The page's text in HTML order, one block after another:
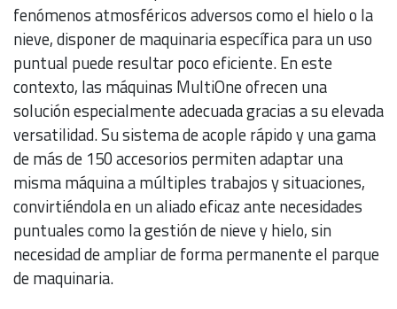
fenómenos atmosféricos adversos como el hielo o la
nieve, disponer de maquinaria específica para un uso
puntual puede resultar poco eficiente. En este
contexto, las máquinas MultiOne ofrecen una
solución especialmente adecuada gracias a su elevada
versatilidad. Su sistema de acople rápido y una gama
de más de 150 accesorios permiten adaptar una
misma máquina a múltiples trabajos y situaciones,
convirtiéndola en un aliado eficaz ante necesidades
puntuales como la gestión de nieve y hielo, sin
necesidad de ampliar de forma permanente el parque
de maquinaria.